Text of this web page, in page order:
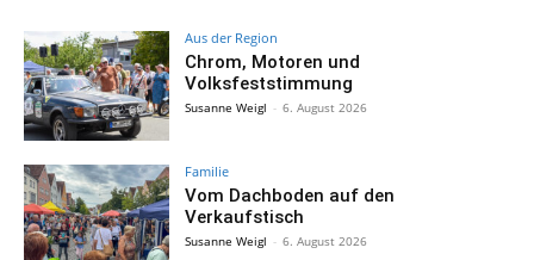
Aus der Region
Chrom, Motoren und
Volksfeststimmung
Susanne Weigl - 6. August 2026
Familie
Vom Dachboden auf den
Verkaufstisch
Susanne Weigl - 6. August 2026